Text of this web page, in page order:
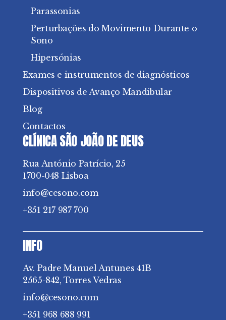
Parassonias
Perturbações do Movimento Durante o
Sono
Hipersónias
Exames e instrumentos de diagnósticos
Dispositivos de Avanço Mandibular
Blog
Contactos
CLÍNICA SÃO JOÃO DE DEUS
Rua António Patrício, 25
1700-048 Lisboa
info@cesono.com
+351 217 987 700
INFO
Av. Padre Manuel Antunes 41B
2565-842, Torres Vedras
info@cesono.com
+351 968 688 991